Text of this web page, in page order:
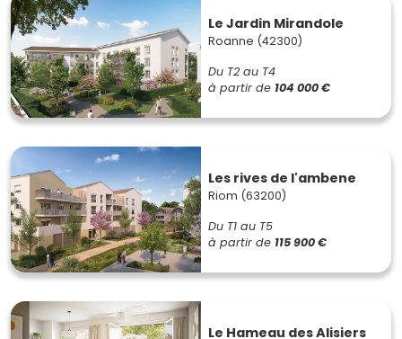
Le Jardin Mirandole
Roanne (42300)
Du T2 au T4
à partir de 104 000 €
Les rives de l'ambene
Riom (63200)
Du T1 au T5
à partir de 115 900 €
Le Hameau des Alisiers